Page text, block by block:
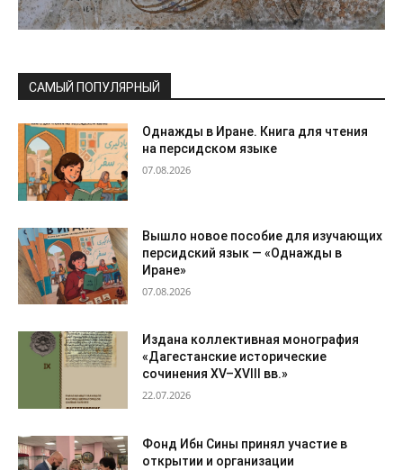
САМЫЙ ПОПУЛЯРНЫЙ
Однажды в Иране. Книга для чтения
на персидском языке
07.08.2026
Вышло новое пособие для изучающих
персидский язык — «Однажды в
Иране»
07.08.2026
Издана коллективная монография
«Дагестанские исторические
сочинения XV–XVIII вв.»
22.07.2026
Фонд Ибн Сины принял участие в
открытии и организации